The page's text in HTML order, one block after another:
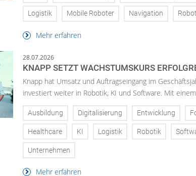
Logistik Mobile Roboter Navigation
Mehr erfahren
28.07.2026
KNAPP SETZT WACHSTUMSKURS
Knapp hat Umsatz und Auftragseingang im
investiert weiter in Robotik, KI und Software. Mit
Ausbildung Digitalisierung Entwicklung
Healthcare KI Logistik Robotik
Unternehmen
Mehr erfahren